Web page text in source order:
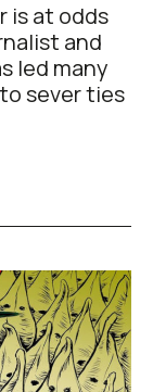
is at odds
and
led many
sever ties